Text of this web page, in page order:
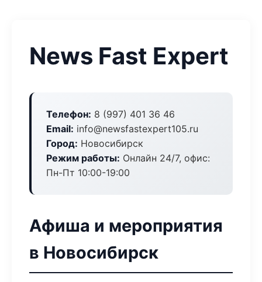
News Fast Expert
Телефон: 8 (997) 401 36 46
Email: info@newsfastexpert105.ru
Город: Новосибирск
Режим работы: Онлайн 24/7, офис:
Пн-Пт 10:00-19:00
Афиша и мероприятия
в Новосибирск